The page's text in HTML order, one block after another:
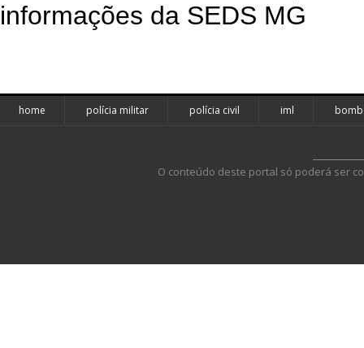
informações da SEDS MG
home polícia militar polícia civil iml
O conteúdo deste portal só poderá ser